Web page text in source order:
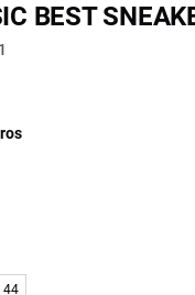
BEST
44